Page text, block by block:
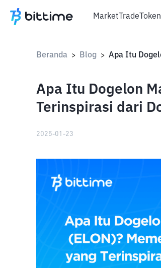
MarketTrade
Beranda > Blog >
Apa Itu Dogelon
Terinspirasi dari
2025-01-23